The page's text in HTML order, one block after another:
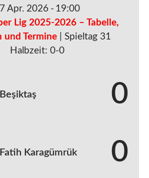
Apr. 2026 - 19:00
Lig 2025-2026 – Tabelle,
und Termine
| Spieltag 31
Halbzeit: 0-0
Beşiktaş 0
Fatih Karagümrük 0